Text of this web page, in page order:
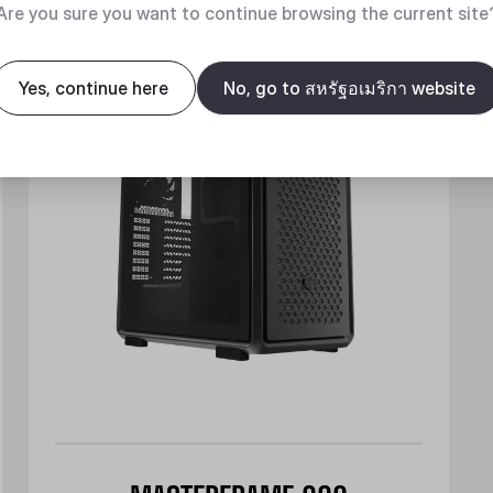
you sure you want to continue browsing the current
Yes, continue here No, go to สหรัฐอเมริกา website